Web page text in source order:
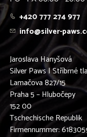
+420 777 274 977
info@silver-
Jaroslava Hanyšová
Silver Paws | Stříbrné
Lamačova 827/15
Praha 5 – Hlubočepy
152 00
Tschechische Republik
Firmennummer: